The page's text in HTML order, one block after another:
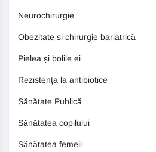
Neurochirurgie
Obezitate si chirurgie bariatrică
Pielea și bolile ei
Rezistența la antibiotice
Sănătate Publică
Sănătatea copilului
Sănătatea femeii